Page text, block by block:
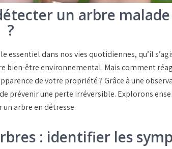
un arbre
?
essentiel dans nos vies quotidiennes, qu’il
bien-être environnemental. Mais comment
de votre propriété ? Grâce à une
prévenir une perte irréversible. Explorons
arbre en détresse.
: identifier les